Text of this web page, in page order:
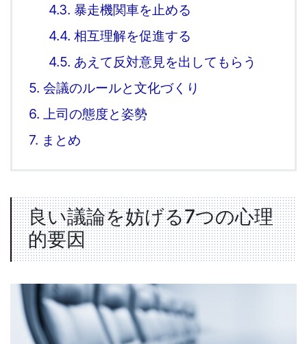
4.3. 暴走機関車を止める
4.4. 相互理解を促進する
4.5. あえて反対意見を出してもらう
5. 会議のルールと文化づくり
6. 上司の態度と姿勢
7. まとめ
良い議論を妨げる7つの心理
的要因